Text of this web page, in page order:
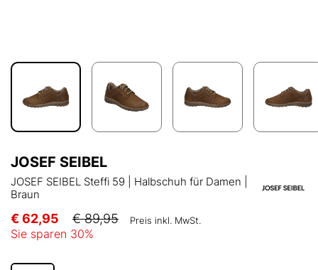
JOSEF SEIBEL
JOSEF SEIBEL Steffi 59 | Halbschuh für Damen |
Braun
€ 62,95 € 89,95 Preis inkl. MwSt.
Sie sparen 30%